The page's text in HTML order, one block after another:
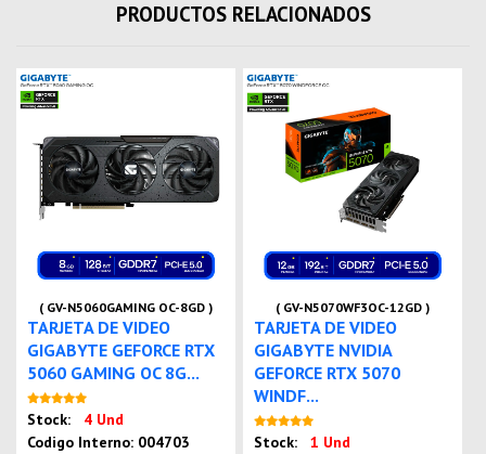
PRODUCTOS RELACIONADOS
( GV-N5060GAMING OC-8GD )
TARJETA DE VIDEO
GIGABYTE GEFORCE RTX
5060 GAMING OC 8G...
Stock:
4 Und
Codigo Interno: 004703
( GV-N5070WF3OC-12GD )
TARJETA DE VIDEO
GIGABYTE NVIDIA
GEFORCE RTX 5070
WINDF...
Stock:
1 Und